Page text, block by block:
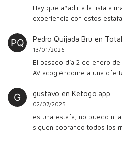
Hay que añadir a la lista a
experiencia con estos
Pedro Quijada Bru en
13/01/2026
El pasado día 2 de enero de
AV acogiéndome a una
gustavo en Ketogo.app
02/07/2025
es una estafa, no puedo ni
siguen cobrando todos los